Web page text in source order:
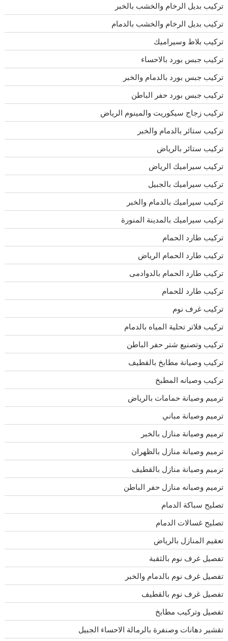
تركيب بديل الرخام والخشب بالخبر
تركيب بديل الرخام والخشب بالدمام
تركيب بلاط وسيراميك
تركيب جبس بورد بالاحساء
تركيب جبس بورد بالدمام والخبر
تركيب جبس بورد حفر الباطن
تركيب زجاج سيكوريت والمينوم الرياض
تركيب ستائر بالدمام والخبر
تركيب ستائر بالرياض
تركيب سيراميك الرياض
تركيب سيراميك بالجبيل
تركيب سيراميك بالدمام والخبر
تركيب سيراميك بالمدينة المنورة
تركيب طارد الحمام
تركيب طارد الحمام الرياض
تركيب طارد الحمام بالدوادمى
تركيب طارد للحمام
تركيب غرف نوم
تركيب فلاتر تحلية المياه بالدمام
تركيب وتصنيع شتر حفر الباطن
تركيب وصيانة مطابخ بالقطيف
تركيب وصيانه المطبخ
ترميم وصيانة حمامات بالرياض
ترميم وصيانة مباني
ترميم وصيانة منازل بالخبر
ترميم وصيانة منازل بالظهران
ترميم وصيانة منازل بالقطيف
ترميم وصيانه منازل حفر الباطن
تصليح سباكة الدمام
تصليح غسالات الدمام
تعقيم المنازل بالرياض
تفصيل غرف نوم بالثقبة
تفصيل غرف نوم بالدمام والخبر
تفصيل غرف نوم بالقطيف
تفصيل وتركيب مطابخ
تقشير دهانات وصنفرة بالرمالة الاحساء الجبيل